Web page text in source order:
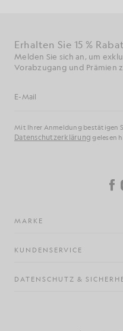
Erhalten Sie 15 %
Melden Sie sich an, um
Vorabzugang und Prämien
E-Mail-Adresse
Mit Ihrer Anmeldung bestätigen
Datenschutzerklärung gelesen
MARKE
KUNDENSERVICE
DATENSCHUTZ &